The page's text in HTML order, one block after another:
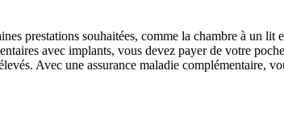
prestations souhaitées, comme la chambre à un
avec implants, vous devez payer de votre
Avec une assurance maladie complémentaire,